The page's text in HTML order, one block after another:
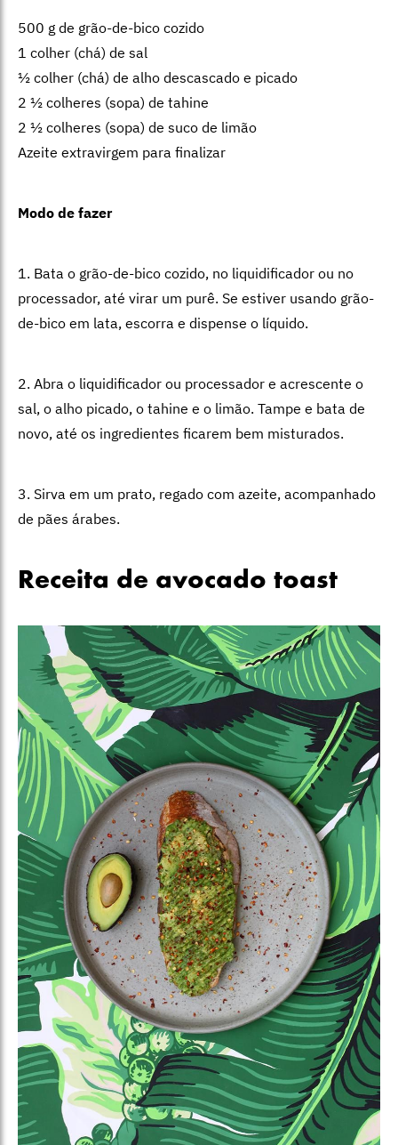
500 g de grão-de-bico cozido
1 colher (chá) de sal
½ colher (chá) de alho descascado e picado
2 ½ colheres (sopa) de tahine
2 ½ colheres (sopa) de suco de limão
Azeite extravirgem para finalizar
Modo de fazer
1. Bata o grão-de-bico cozido, no liquidificador ou no
processador, até virar um purê. Se estiver usando grão-
de-bico em lata, escorra e dispense o líquido.
2. Abra o liquidificador ou processador e acrescente o
sal, o alho picado, o tahine e o limão. Tampe e bata de
novo, até os ingredientes ficarem bem misturados.
3. Sirva em um prato, regado com azeite, acompanhado
de pães árabes.
Receita de avocado toast